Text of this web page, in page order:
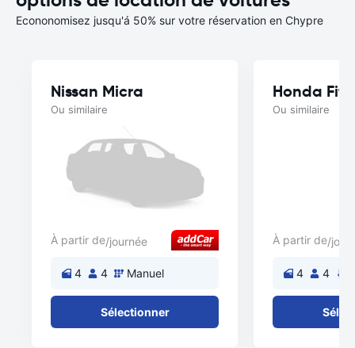
Econonomisez jusqu'á 50% sur votre réservation en Chypre
Nissan Micra
Ou similaire
À partir de/journée
4 4 Manuel
Sélectionner
Honda Fit
Ou similaire
À partir de/
4 4